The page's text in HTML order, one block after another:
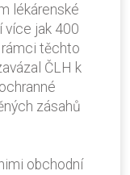
lékárenské
více jak 400
rámci těchto
ČLH k
zásahů
obchodní